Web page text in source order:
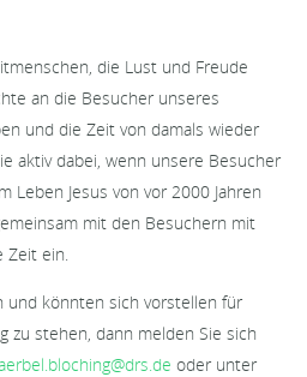
die Lust und Freude
an die Besucher unseres
und die Zeit von damals wieder
aktiv dabei, wenn unsere Besucher
Leben Jesus von vor 2000 Jahren
mit den Besuchern mit
Zeit ein.
und könnten sich vorstellen für
zu stehen, dann melden Sie sich
oder unter